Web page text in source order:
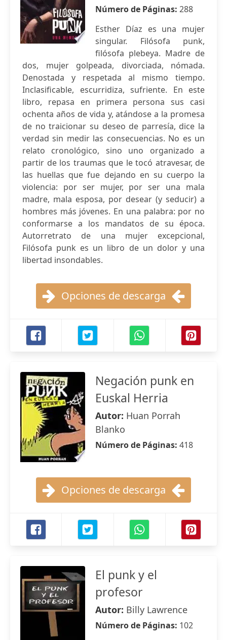
Número de Páginas: 288
Esther Díaz es una mujer
singular. Filósofa punk,
filósofa plebeya. Madre de
dos, mujer golpeada, divorciada, nómada.
Denostada y respetada al mismo tiempo.
Inclasificable, escurridiza, sufriente. En este
libro, repasa en primera persona sus casi
ochenta años de vida y, atándose a la promesa
de no traicionar su deseo de parresía, dice la
verdad sin medir las consecuencias. No es un
relato cronológico, sino uno organizado a
partir de los traumas que le tocó atravesar, de
las huellas que fue dejando en su cuerpo la
violencia: por ser mujer, por ser una mala
madre, mala esposa, por desear (y seducir) a
hombres más jóvenes. En una palabra: por no
conformarse a los mandatos de su época.
Autorretrato de una mujer excepcional,
Filósofa punk es un libro de un dolor y una
libertad insondables.
Opciones de descarga
Negación punk en
Euskal Herria
Autor: Huan Porrah
Blanko
Número de Páginas: 418
Opciones de descarga
El punk y el
profesor
Autor: Billy Lawrence
Número de Páginas: 102